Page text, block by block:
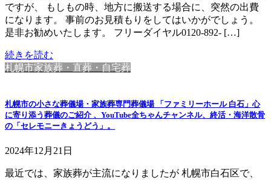
ですが、 もしもの時、地方に搬送する場合に、突然の出費
になります。 事前のお見積もりをしてはいかがでしょう。
是非お勧めいたします。 フリーダイヤル0120-892- […]
続きを読む
札幌市家族葬・直葬・自宅葬
札幌市の小さな葬儀場・家族葬専門葬儀場 「ファミリーホール 白石」心
に寄り添う葬儀のご紹介 、YouTube全ちゃんチャンネル、終活・海洋散骨
の「セレモニーきょうどう」。
2024年12月21日
最近では、家族葬が主流になりましたが 札幌市白石区で、